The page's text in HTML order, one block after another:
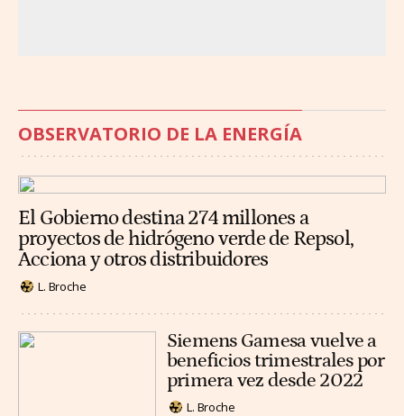
OBSERVATORIO DE LA ENERGÍA
El Gobierno destina 274 millones a
proyectos de hidrógeno verde de Repsol,
Acciona y otros distribuidores
L. Broche
Siemens Gamesa vuelve a
beneficios trimestrales por
primera vez desde 2022
L. Broche